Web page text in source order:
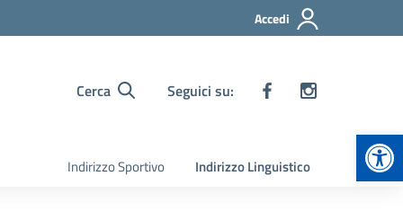
Accedi
Cerca Seguici su:
Indirizzo Sportivo Indirizzo Linguistico